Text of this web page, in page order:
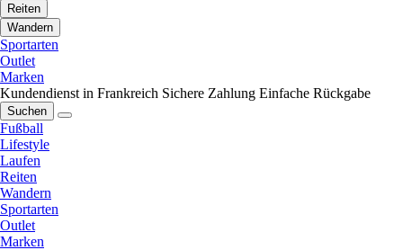
Reiten
Wandern
Sportarten
Outlet
Marken
Kundendienst in Frankreich Sichere Zahlung Einfache Rückgabe
Suchen
Fußball
Lifestyle
Laufen
Reiten
Wandern
Sportarten
Outlet
Marken